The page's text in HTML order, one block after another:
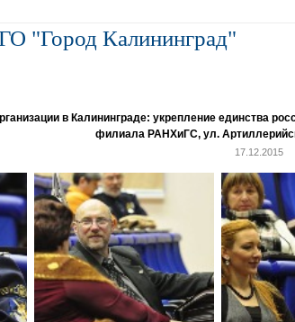
"Город Калининград"
в Калининграде: укрепление единства
филиала РАНХиГС, ул.
17.12.2015